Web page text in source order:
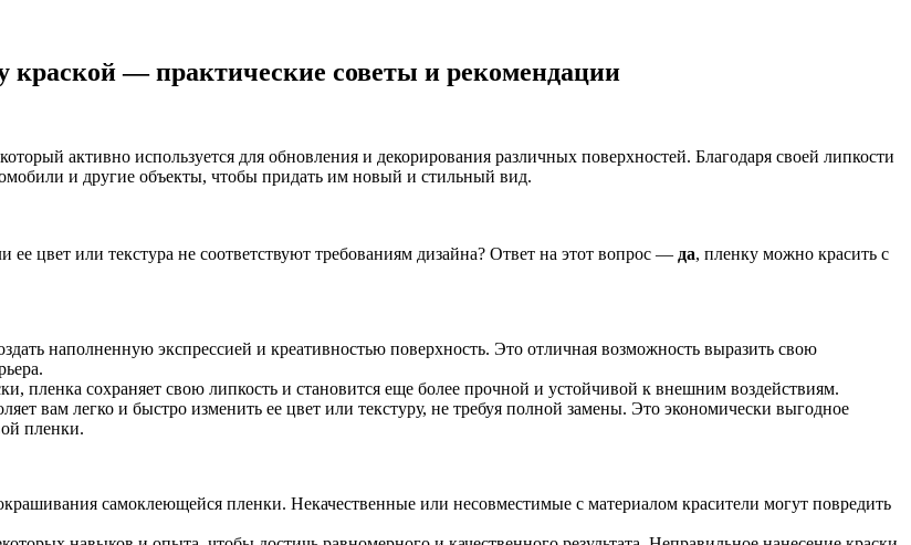
— практические советы и рекомендации
активно используется для обновления и декорирования различных поверхностей. Благодаря своей липкости
и другие объекты, чтобы придать им новый и стильный вид.
цвет или текстура не соответствуют требованиям дизайна? Ответ на этот вопрос — да, пленку можно красить с
наполненную экспрессией и креативностью поверхность. Это отличная возможность выразить свою
пленка сохраняет свою липкость и становится еще более прочной и устойчивой к внешним воздействиям.
вам легко и быстро изменить ее цвет или текстуру, не требуя полной замены. Это экономически выгодное
пленки.
самоклеющейся пленки. Некачественные или несовместимые с материалом красители могут повредить